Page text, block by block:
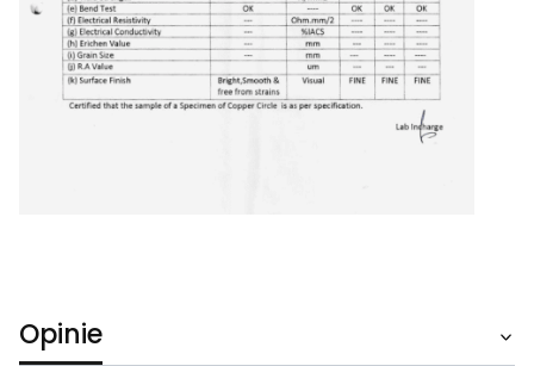
Opinie